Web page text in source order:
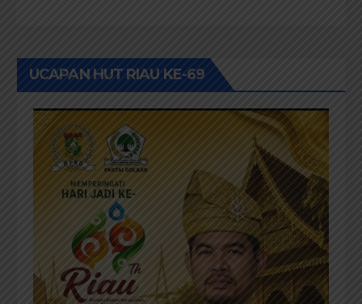
UCAPAN HUT RIAU KE-69